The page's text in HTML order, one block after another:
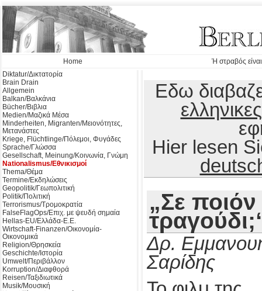
Home
Ή στραβός
Diktatur/Δικτατορία
Brain Drain
Allgemein
Balkan/Βαλκάνια
Bücher/Βιβλια
Medien/Μαζικά Μέσα
Minderheiten, Migranten/Μειονότητες,
Μετανάστες
Kriege, Flüchtlinge/Πόλεμοι, Φυγάδες
Sprache/Γλώσσα
Gesellschaft, Meinung/Κοινωνία, Γνώμη
Nationalismus/Εθνικισμοί
Thema/Θέμα
Termine/Εκδηλώσεις
Geopolitik/Γεωπολιτική
Politik/Πολιτική
Terrorismus/Τρομοκρατία
FalseFlagOps/Επιχ. με ψευδή σημαία
Hellas-EU/Ελλάδα-Ε.Ε.
Wirtschaft-Finanzen/Οικονομία-
Οικονομικά
Religion/Θρησκεία
Geschichte/Ιστορία
Umwelt/Περιβάλλον
Korruption/Διαφθορά
Reisen/Ταξιδιωτικά
Musik/Μουσική
Εδω
ελληνικες
Hier lesen
„Σε
Δρ.
Σαρίδης